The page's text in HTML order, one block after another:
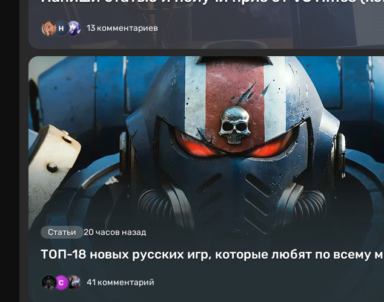
13 комментариев
Статьи 20 часов назад
ТОП-18 новых русских игр, которые любят по всему
41 комментарий